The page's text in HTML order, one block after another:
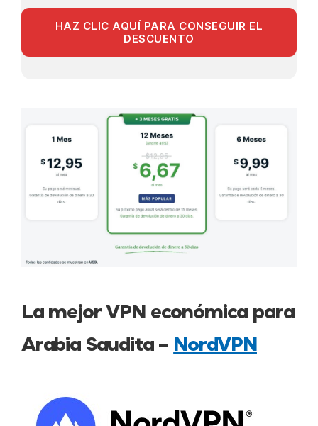
HAZ CLIC AQUÍ PARA CONSEGUIR EL
DESCUENTO
La mejor VPN económica para
Arabia Saudita –NordVPN